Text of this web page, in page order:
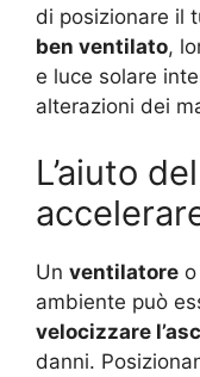
di posizionare il
ben ventilato,
e luce solare
alterazioni dei
L’aiuto
Un ventilatore
ambiente può
velocizzare
danni.